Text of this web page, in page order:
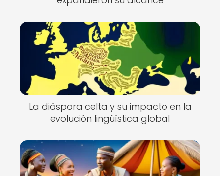
La diáspora celta y su impacto en la
evolución lingüística global